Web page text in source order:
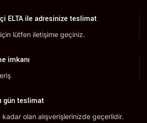
ELTA ile adresinize teslimat
için lütfen iletişime geçiniz.
imkanı
gün teslimat
olan alışverişlerinizde geçerlidir.